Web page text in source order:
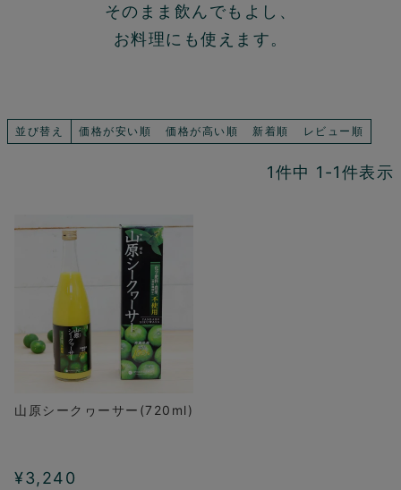
そのまま飲んでもよし、
お料理にも使えます。
並び替え 価格が安い順 価格が高い順 新着順 レビュー順
1件中 1 -1件表示
山原シークヮーサー(720ml)
¥3,240